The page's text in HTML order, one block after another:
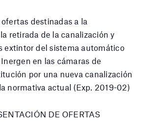
destinadas a la
retirada de la canalización y
extintor del sistema automático
en las cámaras de
por una nueva canalización
normativa actual (Exp. 2019-02)
DE OFERTAS